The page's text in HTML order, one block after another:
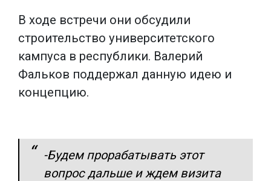
В ходе встречи они обсудили
строительство университетского
кампуса в республики. Валерий
Фальков поддержал данную идею и
концепцию.
-Будем прорабатывать этот
вопрос дальше и ждем визита